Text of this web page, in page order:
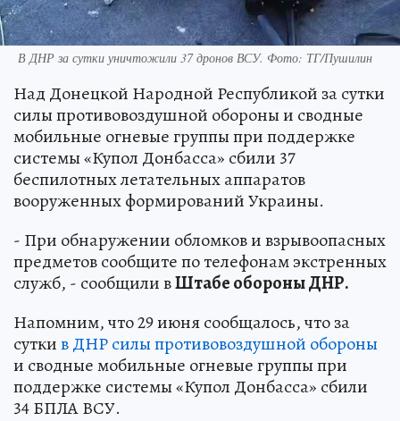
В ДНР за сутки уничтожили 37 дронов ВСУ. Фото: ТГ/Пушилин
Над Донецкой Народной Республикой за сутки
силы противовоздушной обороны и сводные
мобильные огневые группы при поддержке
системы «Купол Донбасса» сбили 37
беспилотных летательных аппаратов
вооруженных формирований Украины.
- При обнаружении обломков и взрывоопасных
предметов сообщите по телефонам экстренных
служб, - сообщили вШтабе обороны ДНР.
Напомним, что 29 июня сообщалось, что за
суткив ДНР силы противовоздушной обороны
и сводные мобильные огневые группы при
поддержке системы «Купол Донбасса» сбили
34 БПЛА ВСУ.